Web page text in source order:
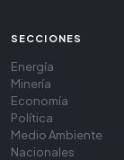
SECCIONES
Energía
Minería
Economía
Política
Medio Ambiente
Nacionales